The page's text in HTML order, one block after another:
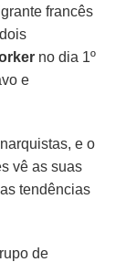
francês
no dia 1º
e
e o
vê as suas
tendências
de